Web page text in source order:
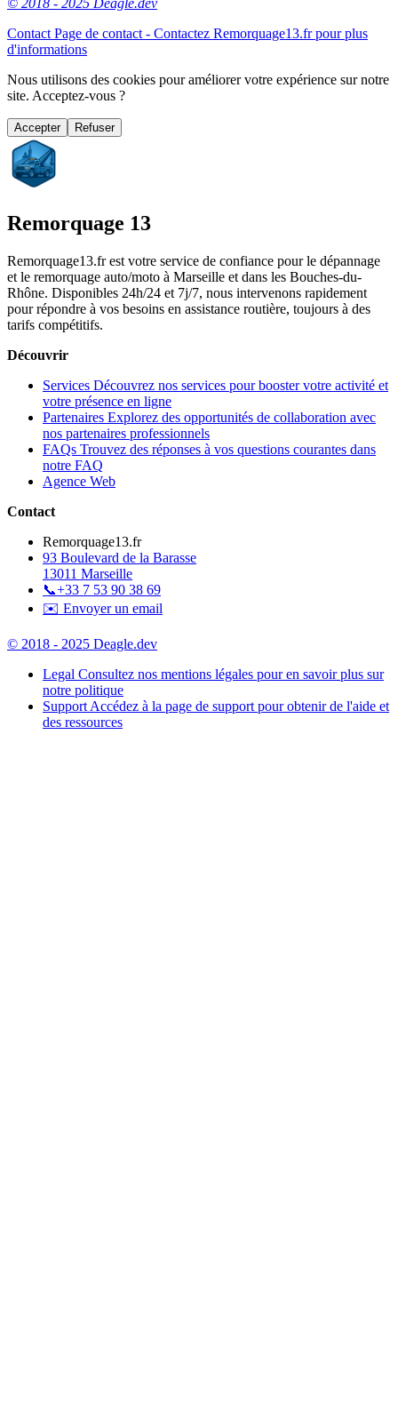
© 2018 - 2025 Deagle.dev
Contact Page de contact - Contactez Remorquage13.fr pour plus
d'informations
Nous utilisons des cookies pour améliorer votre expérience sur notre
site. Acceptez-vous ?
Accepter Refuser
Remorquage 13
Remorquage13.fr est votre service de confiance pour le dépannage
et le remorquage auto/moto à Marseille et dans les Bouches-du-
Rhône. Disponibles 24h/24 et 7j/7, nous intervenons rapidement
pour répondre à vos besoins en assistance routière, toujours à des
tarifs compétitifs.
Découvrir
Services Découvrez nos services pour booster votre activité et
votre présence en ligne
Partenaires Explorez des opportunités de collaboration avec
nos partenaires professionnels
FAQs Trouvez des réponses à vos questions courantes dans
notre FAQ
Agence Web
Contact
Remorquage13.fr
93 Boulevard de la Barasse
13011 Marseille
📞+33 7 53 90 38 69
✉️ Envoyer un email
© 2018 - 2025 Deagle.dev
Legal Consultez nos mentions légales pour en savoir plus sur
notre politique
Support Accédez à la page de support pour obtenir de l'aide et
des ressources